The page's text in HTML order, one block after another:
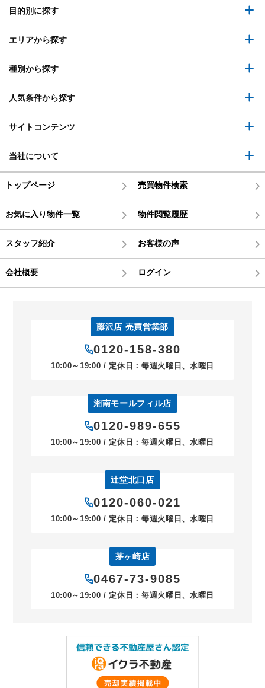
目的別に探す
エリアから探す
種別から探す
人気条件から探す
サイトコンテンツ
当社について
トップページ 売買物件検索
お気に入り物件一覧 物件閲覧履歴
スタッフ紹介 お客様の声
会社概要 ログイン
藤沢店 売買営業部
0120-158-380
10:00～19:00 / 定休日：毎週火曜日、水曜日
湘南モールフィル店
0120-989-655
10:00～19:00 / 定休日：毎週火曜日、水曜日
辻堂北口店
0120-060-021
10:00～19:00 / 定休日：毎週火曜日、水曜日
茅ヶ崎店
0467-73-9085
10:00～19:00 / 定休日：毎週火曜日、水曜日